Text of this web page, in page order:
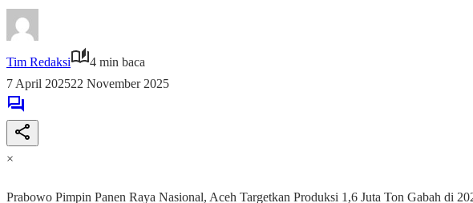
Tim Redaksi
4 min baca
7 April 202522 November 2025
×
Prabowo Pimpin Panen Raya Nasional, Aceh Targetkan Produksi 1,6 Juta Ton Gabah di